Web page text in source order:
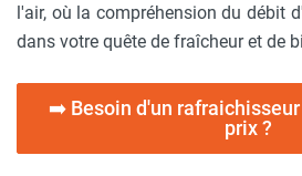
l'air, où la compréhension du débit
dans votre quête de fraîcheur et de
➡️ Besoin d'un
prix ?